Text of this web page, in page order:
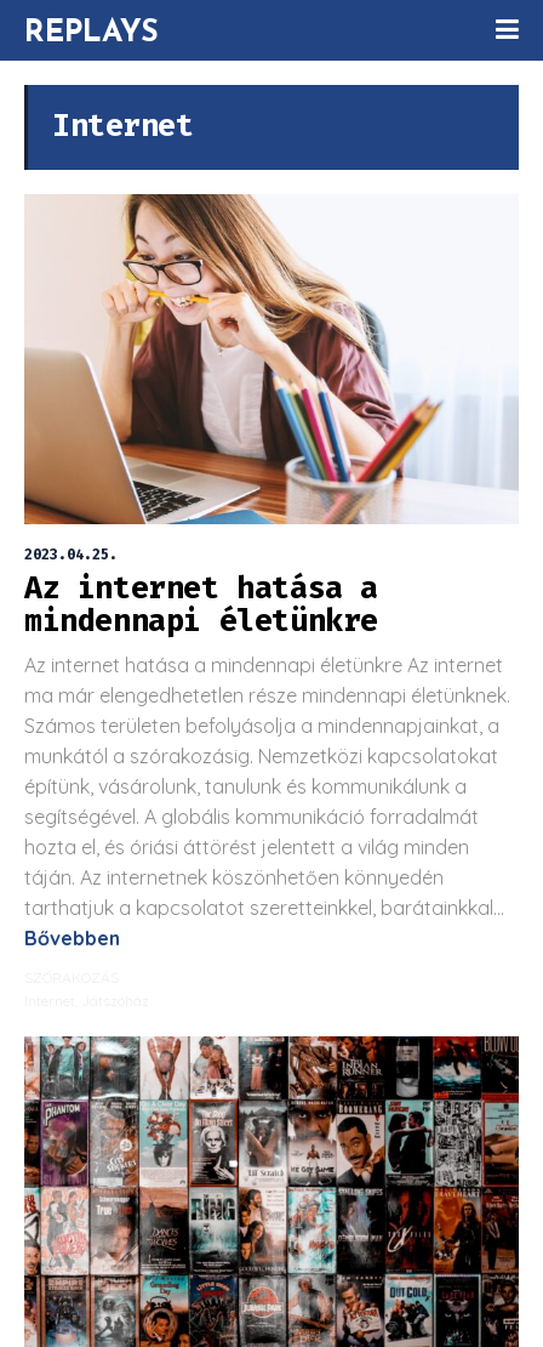
REPLAYS
Internet
2023.04.25.
Az internet hatása a
mindennapi életünkre
Az internet hatása a mindennapi életünkre Az internet
ma már elengedhetetlen része mindennapi életünknek.
Számos területen befolyásolja a mindennapjainkat, a
munkától a szórakozásig. Nemzetközi kapcsolatokat
építünk, vásárolunk, tanulunk és kommunikálunk a
segítségével. A globális kommunikáció forradalmát
hozta el, és óriási áttörést jelentett a világ minden
táján. Az internetnek köszönhetően könnyedén
tarthatjuk a kapcsolatot szeretteinkkel, barátainkkal...
Bővebben